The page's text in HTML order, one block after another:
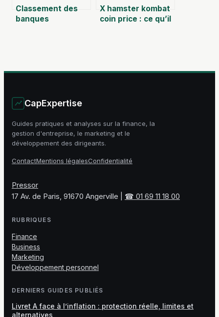
Classement des
banques
X hamster kombat
coin price : ce qu’il
CapExpertise
Guides pratiques et analyses sur la finance, la
gestion d'entreprise, le marketing et le
développement des dirigeants.
ContactMentions légalesConfidentialité
Pressor
17 Av. de Paris, 91670 Angerville
☎ 01 69 11 18 00
RUBRIQUES
Finance
Business
Marketing
Développement personnel
DERNIERS GUIDES PUBLIÉS
Livret A face à l’inflation : protection réelle, limites et
alternatives